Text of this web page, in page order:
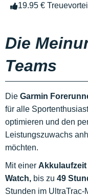
19.95 € Treuevorteil
Die
Teams
Die Garmin
für alle
optimieren und den
Leistungszuwachs
möchten.
Mit einer Akkulaufzeit
Watch, bis zu 49
Stunden im